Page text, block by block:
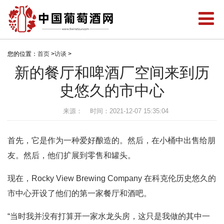
您的位置： 首页 >访谈 >
新的餐厅和啤酒厂空间来到历
史悠久的市中心
来源： 时间：2021-12-07 15:35:04
首先，它是作为一种爱好酿造的。然后，在小桶中出售给朋
友。然后，他们扩展到零售和罐头。
现在，Rocky View Brewing Company 在科克伦历史悠久的
市中心开设了他们的第一家餐厅和酒吧。
“当时我并没有打算开一家水龙头房，这只是我做的其中一